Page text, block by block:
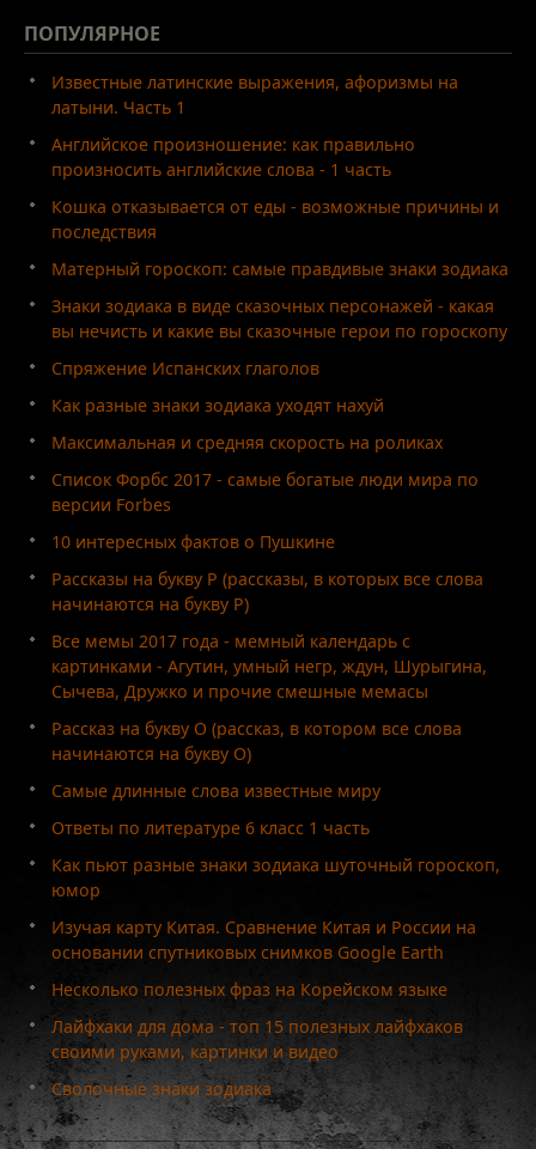
ПОПУЛЯРНОЕ
Известные латинские выражения, афоризмы на
латыни. Часть 1
Английское произношение: как правильно
произносить английские слова - 1 часть
Кошка отказывается от еды - возможные причины и
последствия
Матерный гороскоп: самые правдивые знаки зодиака
Знаки зодиака в виде сказочных персонажей - какая
вы нечисть и какие вы сказочные герои по гороскопу
Спряжение Испанских глаголов
Как разные знаки зодиака уходят нахуй
Максимальная и средняя скорость на роликах
Список Форбс 2017 - самые богатые люди мира по
версии Forbes
10 интересных фактов о Пушкине
Рассказы на букву Р (рассказы, в которых все слова
начинаются на букву Р)
Все мемы 2017 года - мемный календарь с
картинками - Агутин, умный негр, ждун, Шурыгина,
Сычева, Дружко и прочие смешные мемасы
Рассказ на букву О (рассказ, в котором все слова
начинаются на букву О)
Самые длинные слова известные миру
Ответы по литературе 6 класс 1 часть
Как пьют разные знаки зодиака шуточный гороскоп,
юмор
Изучая карту Китая. Сравнение Китая и России на
основании спутниковых снимков Google Earth
Несколько полезных фраз на Корейском языке
Лайфхаки для дома - топ 15 полезных лайфхаков
своими руками, картинки и видео
Сволочные знаки зодиака